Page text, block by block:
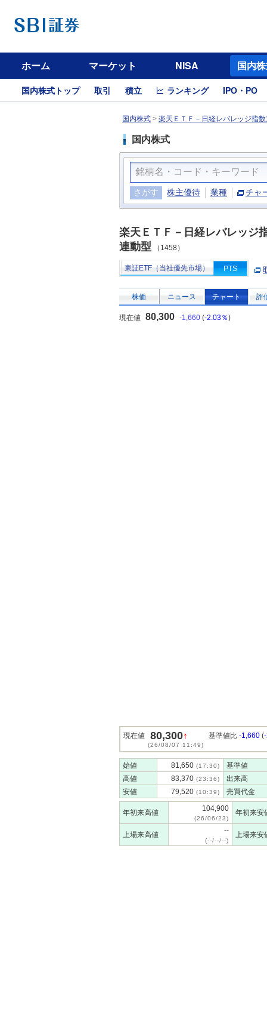
ホーム マーケット NISA 国内
国内株式トップ 取引 積立 ランキング IPO・PO
国内株式 > 楽天ＥＴＦ－日経レバレッジ指
国内株式
さがす 株主優待 業種 チャ
楽天ＥＴＦ－日経レバレッジ
連動型 （1458）
東証ETF（当社優先市場） PTS
株価 ニュース チャート 評
現在値 80,300 -1,660 (-2.03％)
現在値 80,300↑
(26/08/07 11:49)
基準値比 -1,660 (
始値 81,650 (17:30)
基準値
高値
83,370 (23:36)
出来高
安値
79,520 (10:39) 売買代金
年初来高値 104,900
(26/06/23)
年初来安
上場来高値 --
(--/--/--)
上場来安